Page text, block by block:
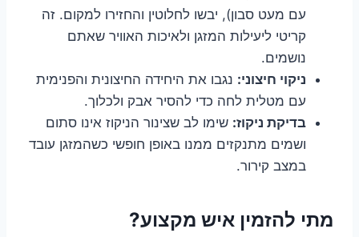
עם מעט סבון), יבשו לחלוטין והחזירו למקום. זה
קריטי ליעילות המזגן ולאיכות האוויר שאתם
נושמים.
ניקוי חיצוני: נגבו את היחידה החיצונית והפנימית
עם מטלית לחה כדי להסיר אבק ולכלוך.
בדיקת ניקוז: שימו לב שצינור הניקוז אינו סתום
ושמים מתנקזים ממנו באופן חופשי כשהמזגן עובד
במצב קירור.
מתי להזמין איש מקצוע?